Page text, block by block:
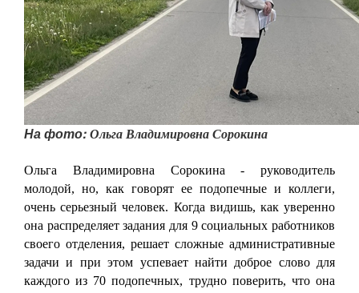
На фото: Ольга Владимировна Сорокина
Ольга Владимировна Сорокина - руководитель
молодой, но, как говорят ее подопечные и коллеги,
очень серьезный человек. Когда видишь, как уверенно
она распределяет задания для 9 социальных работников
своего отделения, решает сложные административные
задачи и при этом успевает найти доброе слово для
каждого из 70 подопечных, трудно поверить, что она